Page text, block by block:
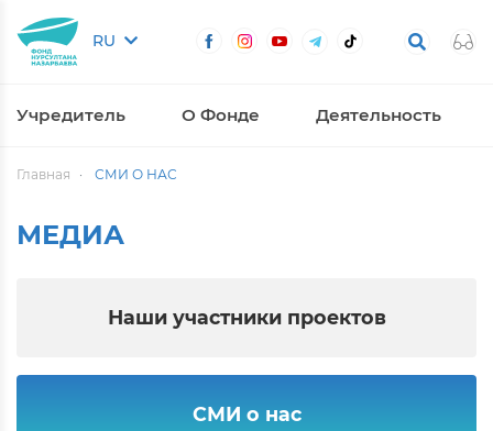
RU
Учредитель О Фонде Деятельность
Главная СМИ О НАС
МЕДИА
Наши участники проектов
СМИ о нас